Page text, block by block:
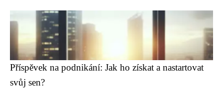
Příspěvek na podnikání: Jak ho získat a nastartovat
svůj sen?